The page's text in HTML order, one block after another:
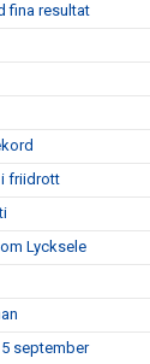
fina resultat
i friidrott
Lycksele
september